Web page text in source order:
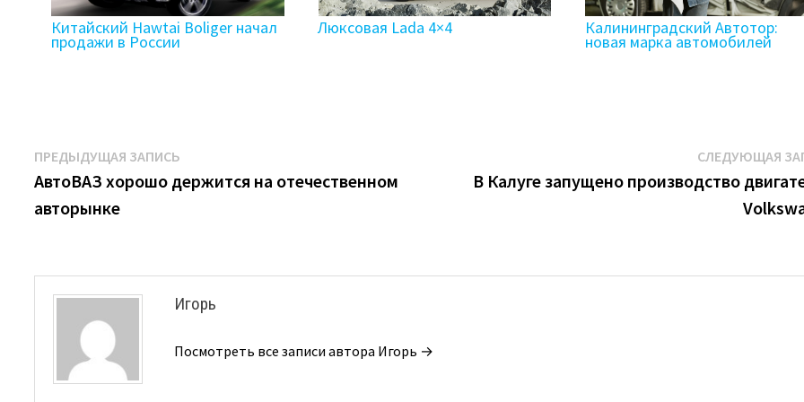
Китайский Hawtai Boliger начал
продажи в России
Люксовая Lada 4×4 Калининградский Автотор:
новая марка автомобилей
Навигация
по
записям
ПРЕДЫДУЩАЯ ЗАПИСЬ
запись:
АвтоВАЗ хорошо держится на отечественном
авторынке
СЛЕДУЮЩАЯ
В Калуге запущено производство
Игорь
Посмотреть все записи автора Игорь →